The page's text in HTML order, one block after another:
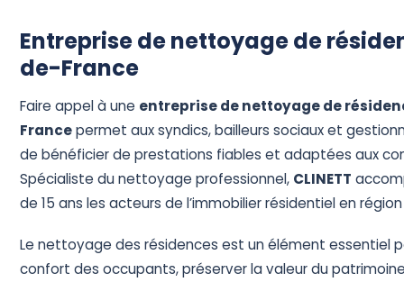
Entreprise de nettoyage de
de-France
Faire appel à une entreprise de nettoyage de
Francepermet aux syndics, bailleurs sociaux et
de bénéficier de prestations fiables et adaptées aux
Spécialiste du nettoyage professionnel, CLINETT
de 15 ans les acteurs de l’immobilier résidentiel en
Le nettoyage des résidences est un élément essentiel
confort des occupants, préserver la valeur du